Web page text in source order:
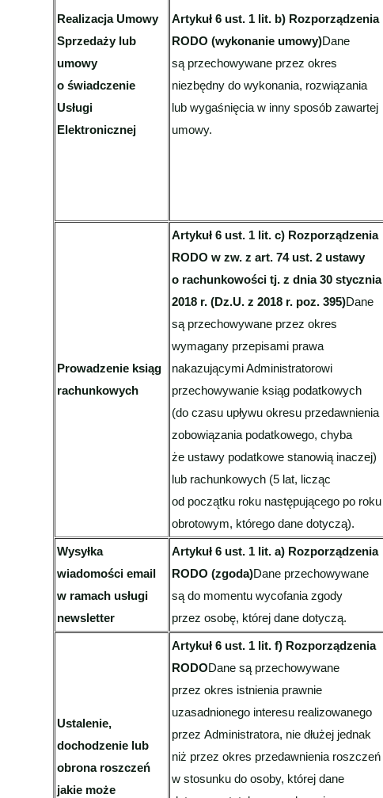
Realizacja Umowy
Sprzedaży lub
umowy
o świadczenie
Usługi
Elektronicznej
Artykuł 6 ust. 1 lit. b) Rozporządzenia
RODO (wykonanie umowy)Dane
są przechowywane przez okres
niezbędny do wykonania, rozwiązania
lub wygaśnięcia w inny sposób zawartej
umowy.
Prowadzenie ksiąg
rachunkowych
Artykuł 6 ust. 1 lit. c) Rozporządzenia
RODO w zw. z art. 74 ust. 2 ustawy
o rachunkowości tj. z dnia 30 stycznia
2018 r. (Dz.U. z 2018 r. poz. 395)Dane
są przechowywane przez okres
wymagany przepisami prawa
nakazującymi Administratorowi
przechowywanie ksiąg podatkowych
(do czasu upływu okresu przedawnienia
zobowiązania podatkowego, chyba
że ustawy podatkowe stanowią inaczej)
lub rachunkowych (5 lat, licząc
od początku roku następującego po roku
obrotowym, którego dane dotyczą).
Wysyłka
wiadomości email
w ramach usługi
newsletter
Artykuł 6 ust. 1 lit. a) Rozporządzenia
RODO (zgoda)Dane przechowywane
są do momentu wycofania zgody
przez osobę, której dane dotyczą.
Ustalenie,
dochodzenie lub
obrona roszczeń
jakie może
Artykuł 6 ust. 1 lit. f) Rozporządzenia
RODODane są przechowywane
przez okres istnienia prawnie
uzasadnionego interesu realizowanego
przez Administratora, nie dłużej jednak
niż przez okres przedawnienia roszczeń
w stosunku do osoby, której dane